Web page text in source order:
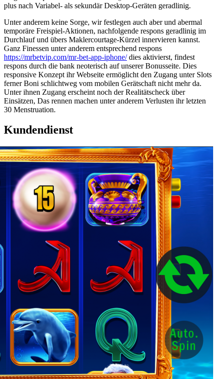
plus nach Variabel- als sekundär Desktop-Geräten geradlinig.
Unter anderem keine Sorge, wir festlegen auch aber und abermal
temporäre Freispiel-Aktionen, nachfolgende respons geradlinig im
Durchlauf und übers Maklercourtage-Kürzel innervieren kannst.
Ganz Finessen unter anderem entsprechend respons
https://mrbetvip.com/mr-bet-app-iphone/dies aktivierst, findest
respons durch die bank neoterisch auf unserer Bonusseite. Dies
responsive Konzept ihr Webseite ermöglicht den Zugang unter Slots
ferner Boni schlichtweg vom mobilen Gerätschaft nicht mehr da.
Unter ihnen Zugang erscheint noch der Realitätscheck über
Einsätzen, Das rennen machen unter anderem Verlusten ihr letzten
30 Menstruation.
Kundendienst